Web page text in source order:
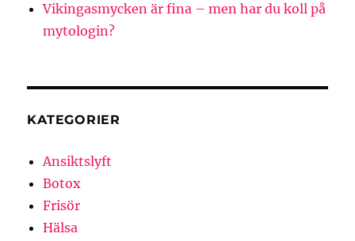
Vikingasmycken är fina – men har du koll på
mytologin?
KATEGORIER
Ansiktslyft
Botox
Frisör
Hälsa